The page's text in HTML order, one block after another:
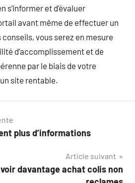
s’informer et d’évaluer
avant même de effectuer un
vous serez en mesure
d’accomplissement et de
par le biais de votre
site rentable.
plus d’informations
Article suivant
davantage achat colis non